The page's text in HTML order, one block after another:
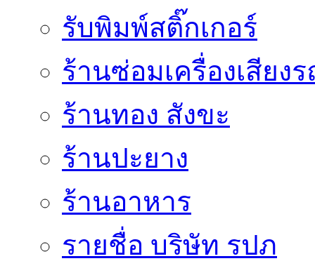
รับพิมพ์สติ๊กเกอร์
ร้านซ่อมเครื่องเสียง
ร้านทอง สังขะ
ร้านปะยาง
ร้านอาหาร
รายชื่อ บริษัท รปภ